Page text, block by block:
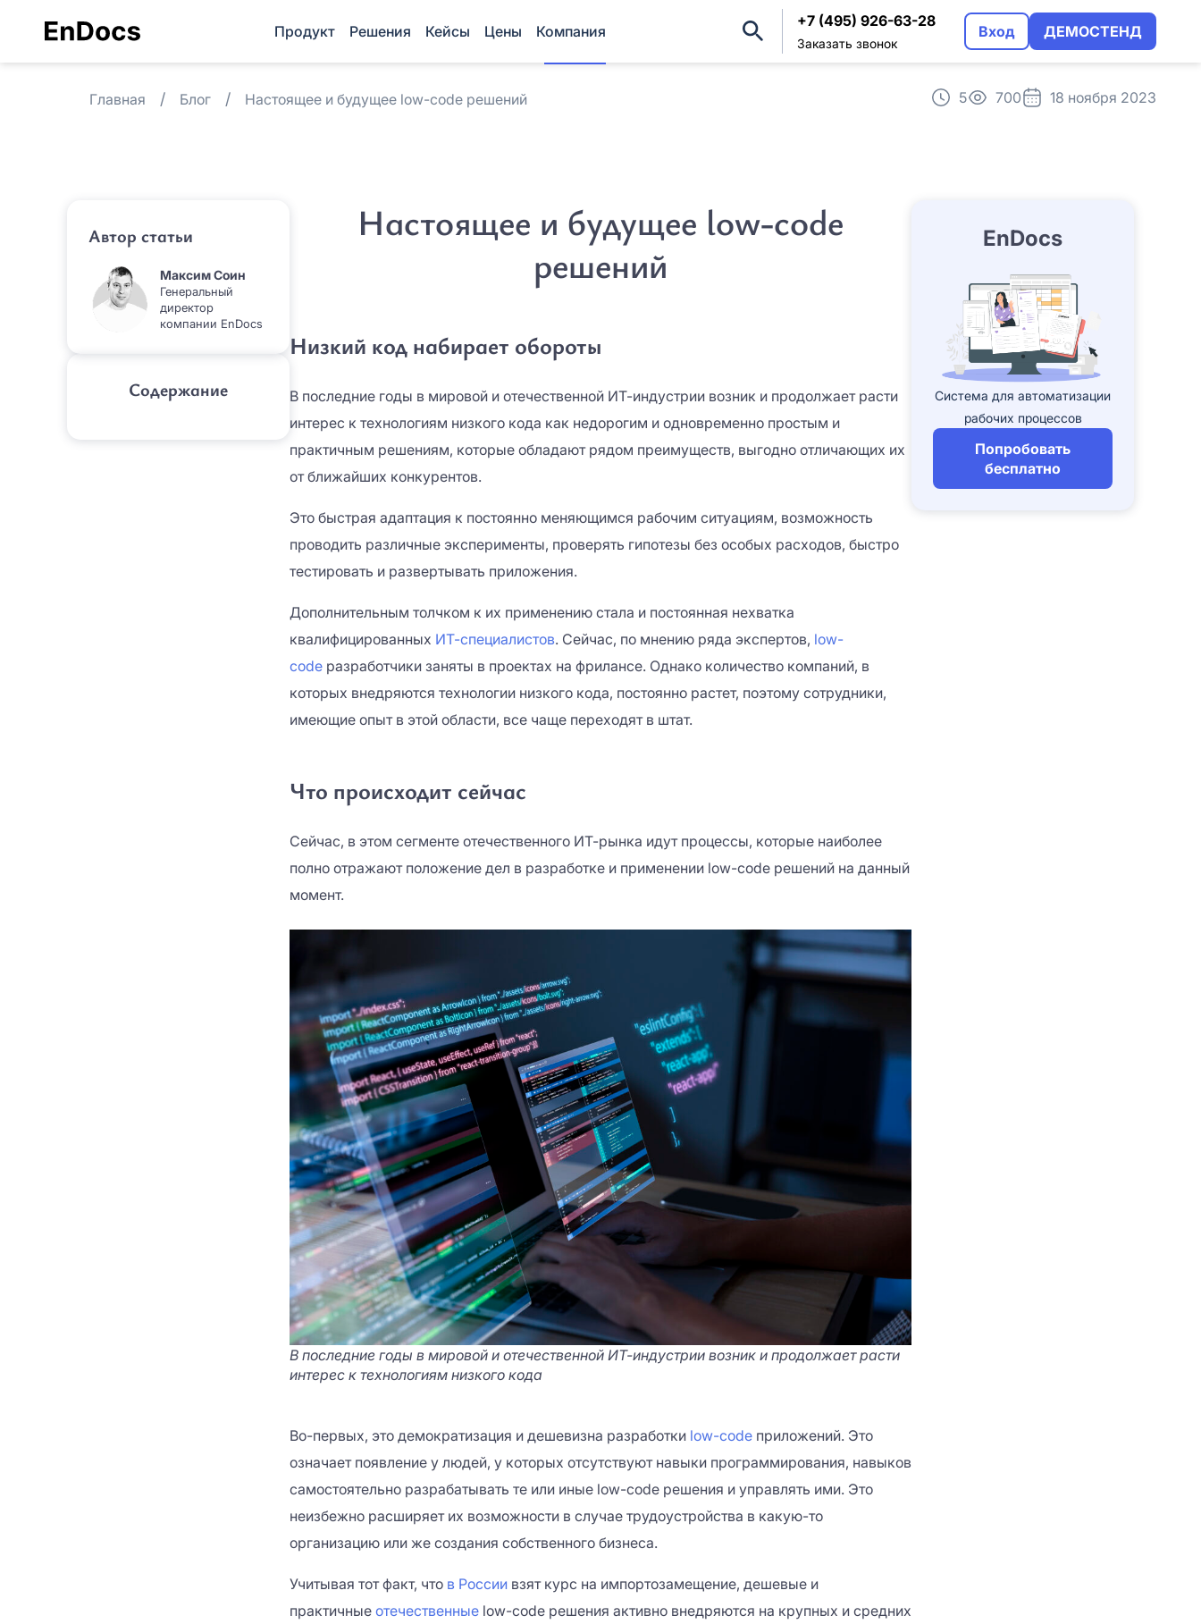
Продукт Решения Кейсы Цены Компания
+7 (495) 926-63-28
Заказать звонок
Вход ДЕМОСТЕНД
Главная Блог Настоящее и будущее low-code решений 5 700 18 ноября 2023
Автор статьи
Максим Соин
Генеральный
директор
компании EnDocs
Содержание
Настоящее и будущее low-code
решений
Низкий код набирает обороты
В последние годы в мировой и отечественной ИТ-индустрии возник и продолжает расти
интерес к технологиям низкого кода как недорогим и одновременно простым и
практичным решениям, которые обладают рядом преимуществ, выгодно отличающих их
от ближайших конкурентов.
Это быстрая адаптация к постоянно меняющимся рабочим ситуациям, возможность
проводить различные эксперименты, проверять гипотезы без особых расходов, быстро
тестировать и развертывать приложения.
Дополнительным толчком к их применению стала и постоянная нехватка
квалифицированных ИТ-специалистов. Сейчас, по мнению ряда экспертов, low-
codeразработчики заняты в проектах на фрилансе. Однако количество компаний, в
которых внедряются технологии низкого кода, постоянно растет, поэтому сотрудники,
имеющие опыт в этой области, все чаще переходят в штат.
Что происходит сейчас
Сейчас, в этом сегменте отечественного ИТ-рынка идут процессы, которые наиболее
полно отражают положение дел в разработке и применении low-code решений на данный
момент.
В последние годы в мировой и отечественной ИТ-индустрии возник и продолжает расти
интерес к технологиям низкого кода
Во-первых, это демократизация и дешевизна разработки low-codeприложений. Это
означает появление у людей, у которых отсутствуют навыки программирования, навыков
самостоятельно разрабатывать те или иные low-code решения и управлять ими. Это
неизбежно расширяет их возможности в случае трудоустройства в какую-то
организацию или же создания собственного бизнеса.
Учитывая тот факт, что в Россиивзят курс на импортозамещение, дешевые и
практичные отечественныеlow-code решения активно внедряются на крупных и средних
EnDocs
Система для автоматизации
рабочих процессов
Попробовать
бесплатно
Причина интереса *
Причина интереса *
Отправить
Нажимая на кнопку «Оставить заявку», вы
соглашаетесь сполитикой конфиденциальности
Регистрация
Название организации*
Пароль *
Телефон *
персональных данных
ЗАРЕГИСТРИРОВАТЬСЯ
Оцените EnDocs в реальном использовании
Название организации*
Email *
Телефон *
«Зарегистрироваться» Вы даете своесогласие
персональных данных